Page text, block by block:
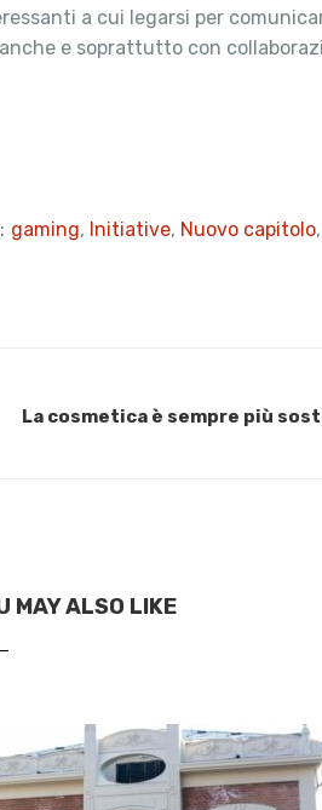
a cui legarsi per
e soprattutto con
gaming, Initiative, Nuovo capitolo,
La cosmetica è sempre più
MAY ALSO LIKE